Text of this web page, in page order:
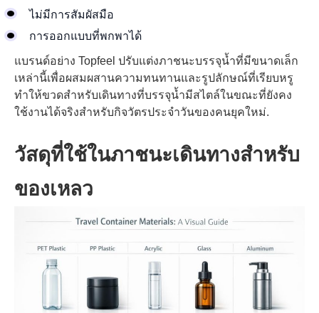
ไม่มีการสัมผัสมือ
การออกแบบที่พกพาได้
แบรนด์อย่าง Topfeel ปรับแต่งภาชนะบรรจุน้ำที่มีขนาดเล็ก
เหล่านี้เพื่อผสมผสานความทนทานและรูปลักษณ์ที่เรียบหรู
ทำให้ขวดสำหรับเดินทางที่บรรจุน้ำมีสไตล์ในขณะที่ยังคง
ใช้งานได้จริงสำหรับกิจวัตรประจำวันของคนยุคใหม่.
วัสดุที่ใช้ในภาชนะเดินทางสำหรับ
ของเหลว